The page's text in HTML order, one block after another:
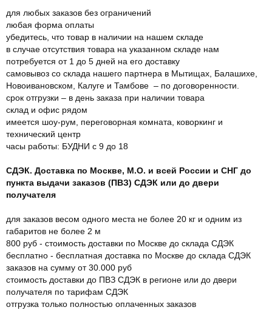
для любых заказов без ограничений
любая форма оплаты
убедитесь, что товар в наличии на нашем складе
в случае отсутствия товара на указанном складе нам
потребуется от 1 до 5 дней на его доставку
самовывоз со склада нашего партнера в Мытищах, Балашихе,
Новоивановском, Калуге и Тамбове – по договоренности.
срок отгрузки – в день заказа при наличии товара
склад и офис рядом
имеется шоу-рум, переговорная комната, коворкинг и
технический центр
часы работы: БУДНИ с 9 до 18
СДЭК. Доставка по Москве, М.О. и всей России и СНГ до
пункта выдачи заказов (ПВЗ) СДЭК или до двери
получателя
для заказов весом одного места не более 20 кг и одним из
габаритов не более 2 м
800 руб - стоимость доставки по Москве до склада СДЭК
бесплатно - бесплатная доставка по Москве до склада СДЭК
заказов на сумму от 30.000 руб
стоимость доставки до ПВЗ СДЭК в регионе или до двери
получателя по тарифам СДЭК
отгрузка только полностью оплаченных заказов